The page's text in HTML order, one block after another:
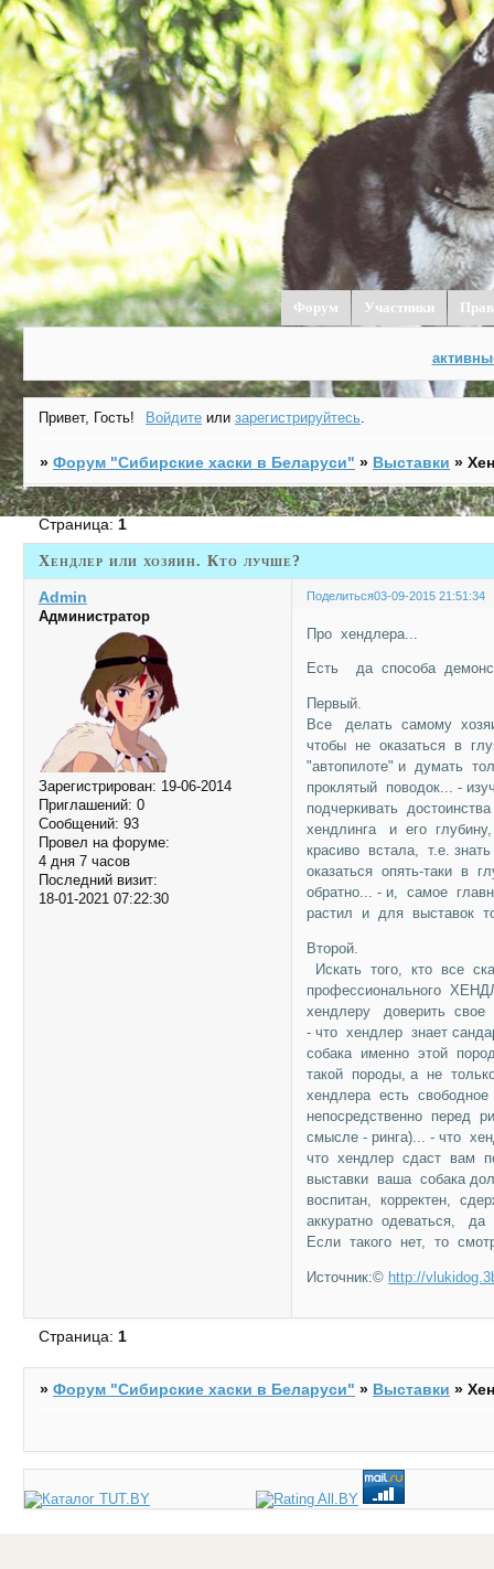
Форум Участники
Привет, Гость! Войдите илизарегистрируйтесь.
»Форум "Cибирские хаски в Беларуси" » Выставки »
Хендлер или хозяин. Кто лучше?
Страница: 1
Поделиться03-09-2015 21:51:34
Admin
Администратор
Зарегистрирован: 19-06-2014
Приглашений: 0
Сообщений: 93
Провел на форуме:
4 дня 7 часов
Последний визит:
18-01-2021 07:22:30
Про хендлера...
Есть да способа
Первый.
Все делать самому
чтобы не оказаться в
"автопилоте" и думать
проклятый поводок... -
подчеркивать
хендлинга и его
красиво встала, т.е.
оказаться опять-таки в
обратно... - и, самое
растил и для выставок
Второй.
Искать того, кто все
профессионального
хендлеру доверить
- что хендлер знает
собака именно этой
такой породы, а не
хендлера есть
непосредственно перед
смысле - ринга)... - что
что хендлер сдаст вам
выставки ваша собака
воспитан, корректен,
аккуратно одеваться,
Если такого нет, то
Источник:© http://
Страница: 1
»Форум "Cибирские хаски в Беларуси" » Выставки »